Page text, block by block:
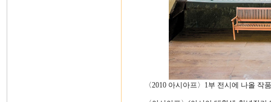
〈2010 아시아프〉1부 전시에 나올 작